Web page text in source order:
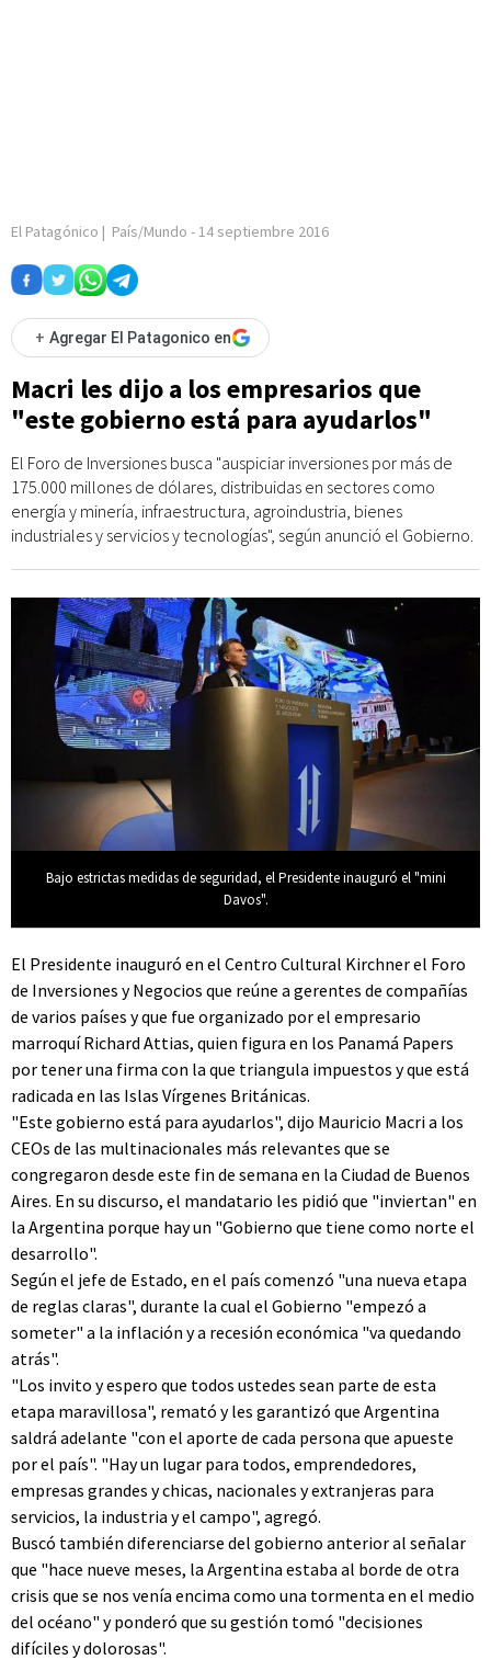
El Patagónico | País/Mundo - 14 septiembre 2016
+ Agregar El Patagonico en
Macri les dijo a los empresarios que
"este gobierno está para ayudarlos"
El Foro de Inversiones busca "auspiciar inversiones por más de
175.000 millones de dólares, distribuidas en sectores como
energía y minería, infraestructura, agroindustria, bienes
industriales y servicios y tecnologías", según anunció el Gobierno.
Bajo estrictas medidas de seguridad, el Presidente inauguró el "mini
Davos".
El Presidente inauguró en el Centro Cultural Kirchner el Foro
de Inversiones y Negocios que reúne a gerentes de compañías
de varios países y que fue organizado por el empresario
marroquí Richard Attias, quien figura en los Panamá Papers
por tener una firma con la que triangula impuestos y que está
radicada en las Islas Vírgenes Británicas.
"Este gobierno está para ayudarlos", dijo Mauricio Macri a los
CEOs de las multinacionales más relevantes que se
congregaron desde este fin de semana en la Ciudad de Buenos
Aires. En su discurso, el mandatario les pidió que "inviertan" en
la Argentina porque hay un "Gobierno que tiene como norte el
desarrollo".
Según el jefe de Estado, en el país comenzó "una nueva etapa
de reglas claras", durante la cual el Gobierno "empezó a
someter" a la inflación y a recesión económica "va quedando
atrás".
"Los invito y espero que todos ustedes sean parte de esta
etapa maravillosa", remató y les garantizó que Argentina
saldrá adelante "con el aporte de cada persona que apueste
por el país". "Hay un lugar para todos, emprendedores,
empresas grandes y chicas, nacionales y extranjeras para
servicios, la industria y el campo", agregó.
Buscó también diferenciarse del gobierno anterior al señalar
que "hace nueve meses, la Argentina estaba al borde de otra
crisis que se nos venía encima como una tormenta en el medio
del océano" y ponderó que su gestión tomó "decisiones
difíciles y dolorosas".